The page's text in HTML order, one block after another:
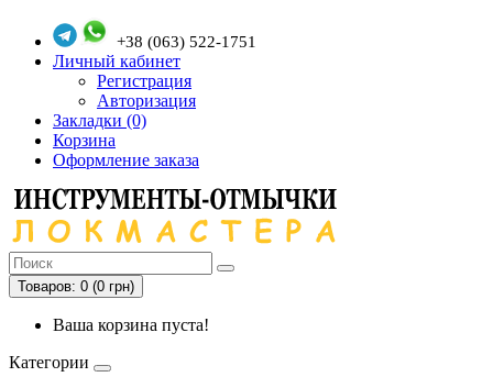
+38 (063) 522-1751
Личный кабинет
Регистрация
Авторизация
Закладки (0)
Корзина
Оформление заказа
Товаров: 0 (0 грн)
Ваша корзина пуста!
Категории